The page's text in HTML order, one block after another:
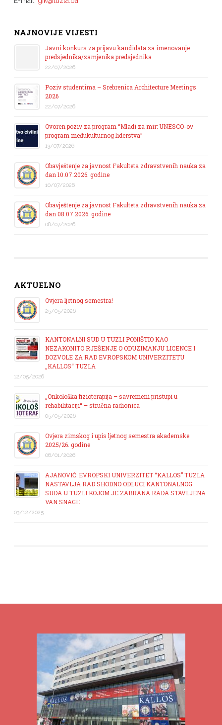
NAJNOVIJE VIJESTI
Javni konkurs za prijavu kandidata za imenovanje
predsjednika/zamjenika predsjednika
22/07/2026
Poziv studentima – Srebrenica Architecture Meetings
2026
22/07/2026
Ovoren poziv za program “Mladi za mir: UNESCO-ov
program međukulturnog liderstva”
13/07/2026
Obavještenje za javnost Fakulteta zdravstvenih nauka za
dan 10.07.2026. godine
10/07/2026
Obavještenje za javnost Fakulteta zdravstvenih nauka za
dan 08.07.2026. godine
08/07/2026
AKTUELNO
Ovjera ljetnog semestra!
25/05/2026
KANTONALNI SUD U TUZLI PONIŠTIO KAO
NEZAKONITO RJEŠENJE O ODUZIMANJU LICENCE I
DOZVOLE ZA RAD EVROPSKOM UNIVERZITETU
„KALLOS“ TUZLA
12/05/2026
„Onkološka fizioterapija – savremeni pristupi u
rehabilitaciji“ – stručna radionica
05/05/2026
Ovjera zimskog i upis ljetnog semestra akademske
2025/26. godine
06/01/2026
AJANOVIĆ: EVROPSKI UNIVERZITET “KALLOS” TUZLA
NASTAVLJA RAD SHODNO ODLUCI KANTONALNOG
SUDA U TUZLI KOJOM JE ZABRANA RADA STAVLJENA
VAN SNAGE
03/12/2025